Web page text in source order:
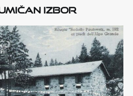
izbor